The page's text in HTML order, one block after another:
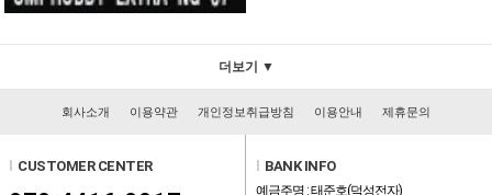
더보기 ▼
회사소개 이용약관 개인정보취급방침 이용안내 제휴문의
CUSTOMER CENTER BANK INFO
예금주명 : 태준호(덕성전자)